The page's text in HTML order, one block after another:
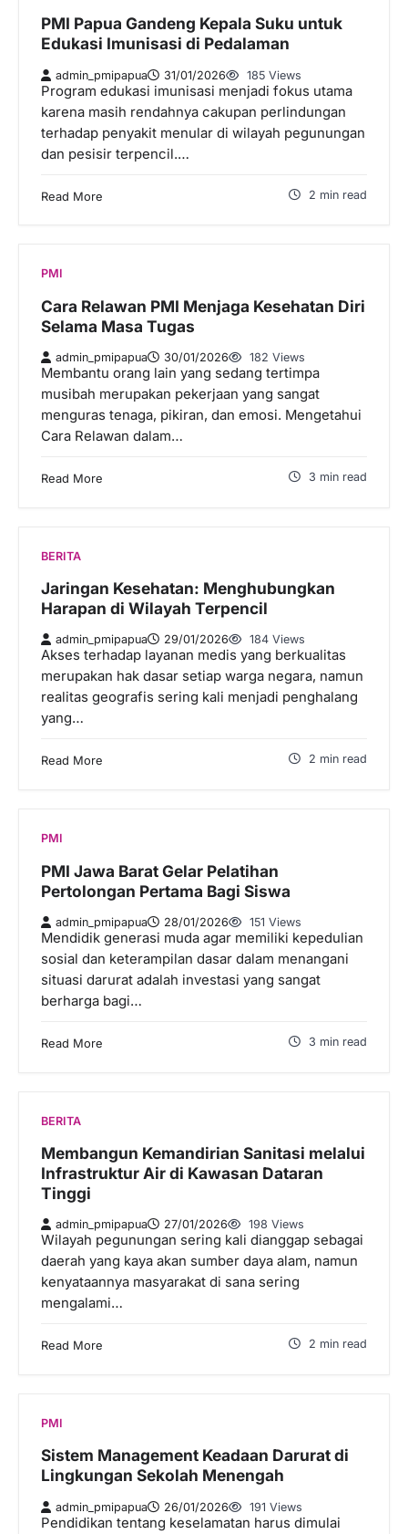
PMI Papua Gandeng Kepala Suku untuk
Edukasi Imunisasi di Pedalaman
admin_pmipapua 31/01/2026 185 Views
Program edukasi imunisasi menjadi fokus utama
karena masih rendahnya cakupan perlindungan
terhadap penyakit menular di wilayah pegunungan
dan pesisir terpencil.…
Read More 2 min read
PMI
Cara Relawan PMI Menjaga Kesehatan Diri
Selama Masa Tugas
admin_pmipapua 30/01/2026 182 Views
Membantu orang lain yang sedang tertimpa
musibah merupakan pekerjaan yang sangat
menguras tenaga, pikiran, dan emosi. Mengetahui
Cara Relawan dalam…
Read More 3 min read
BERITA
Jaringan Kesehatan: Menghubungkan
Harapan di Wilayah Terpencil
admin_pmipapua 29/01/2026 184 Views
Akses terhadap layanan medis yang berkualitas
merupakan hak dasar setiap warga negara, namun
realitas geografis sering kali menjadi penghalang
yang…
Read More 2 min read
PMI
PMI Jawa Barat Gelar Pelatihan
Pertolongan Pertama Bagi Siswa
admin_pmipapua 28/01/2026 151 Views
Mendidik generasi muda agar memiliki kepedulian
sosial dan keterampilan dasar dalam menangani
situasi darurat adalah investasi yang sangat
berharga bagi…
Read More 3 min read
BERITA
Membangun Kemandirian Sanitasi melalui
Infrastruktur Air di Kawasan Dataran
Tinggi
admin_pmipapua 27/01/2026 198 Views
Wilayah pegunungan sering kali dianggap sebagai
daerah yang kaya akan sumber daya alam, namun
kenyataannya masyarakat di sana sering
mengalami…
Read More 2 min read
PMI
Sistem Management Keadaan Darurat di
Lingkungan Sekolah Menengah
admin_pmipapua 26/01/2026 191 Views
Pendidikan tentang keselamatan harus dimulai